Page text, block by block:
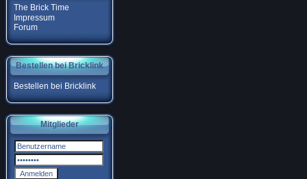
The Brick Time
Impressum
Forum
Bestellen bei Bricklink
Bestellen bei Bricklink
Mitglieder